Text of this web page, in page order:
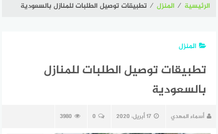
الرئيسية ⁄ المنزل ⁄ تطبيقات توصيل الطلبات للمنازل بالسعودية
المنزل
تطبيقات توصيل الطلبات للمنازل
بالسعودية
أسماء المهدي 17 أبريل، 2020 0
3980